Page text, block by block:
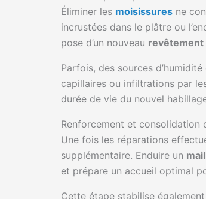
Éliminer les moisissures ne
incrustées dans le plâtre ou
pose d’un nouveau revêtement
Parfois, des sources
capillaires ou infiltrations par
durée de vie du nouvel
Renforcement et consolidation
Une fois les réparations
supplémentaire. Enduire un
et prépare un accueil optimal
Cette étape stabilise